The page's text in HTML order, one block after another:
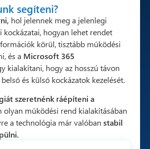
segíteni?
hol jelennek meg a jelenlegi
kockázatai, hogyan lehet rendet
körül, tisztább működési
és a Microsoft 365
kialakítani, hogy az hosszú távon
belső és külső kockázatok kezelését.
szeretnénk ráépíteni a
olyan működési rend kialakításában
a technológia már valóban stabil